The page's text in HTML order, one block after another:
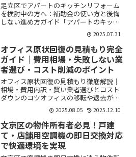
足立区でアパートのキッチンリフォーム
を検討中の方へ：補助金の使い方と後悔
しない進め方ガイド「アパートのキッチ
ンが古くて使いづらい」「賃貸住宅でも
リフォームできるの？」「費用が高そう
で不安…」そんな悩みをお持ちではあり
ませんか？賃貸物件やアパ...
2025.07.31
オフィス原状回復の見積もり完全
ガイド｜費用相場・失敗しない業
者選び・コスト削減のポイント
オフィス原状回復の見積もり徹底解説｜
相場・費用内訳・賢い業者選びとコスト
ダウンのコツオフィスの移転や退去が決
まったとき、多くの方が「原状回復」の
見積もりや費用のことを考えて不安にな
った経験があるのではないでしょうか。
「どれくらい費用がかかる...
2025.08.05 2025.12.10
文京区の物件所有者必見！戸建
て・店舗用空調機の即日交換対応
で快適環境を実現